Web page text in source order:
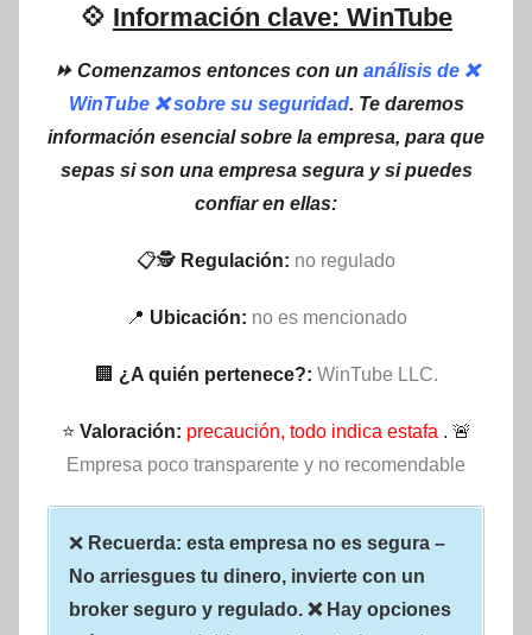
💠 Información clave: WinTube
⏩ Comenzamos entonces con un análisis de ❌
WinTube ❌ sobre su seguridad. Te daremos
información esencial sobre la empresa, para que
sepas si son una empresa segura y si puedes
confiar en ellas:
📋🕵 Regulación: no regulado
📍 Ubicación: no es mencionado
🏢 ¿A quién pertenece?: WinTube LLC.
⭐ Valoración: precaución, todo indica estafa . 🚨
Empresa poco transparente y no recomendable
❌ Recuerda: esta empresa no es segura –
No arriesgues tu dinero, invierte con un
broker seguro y regulado. ❌ Hay opciones